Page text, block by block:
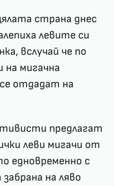
страна днес
левите си
вслучай че по
на мигачна
отдадат на
предлагат
леви мигачи от
едновременно с
на ляво